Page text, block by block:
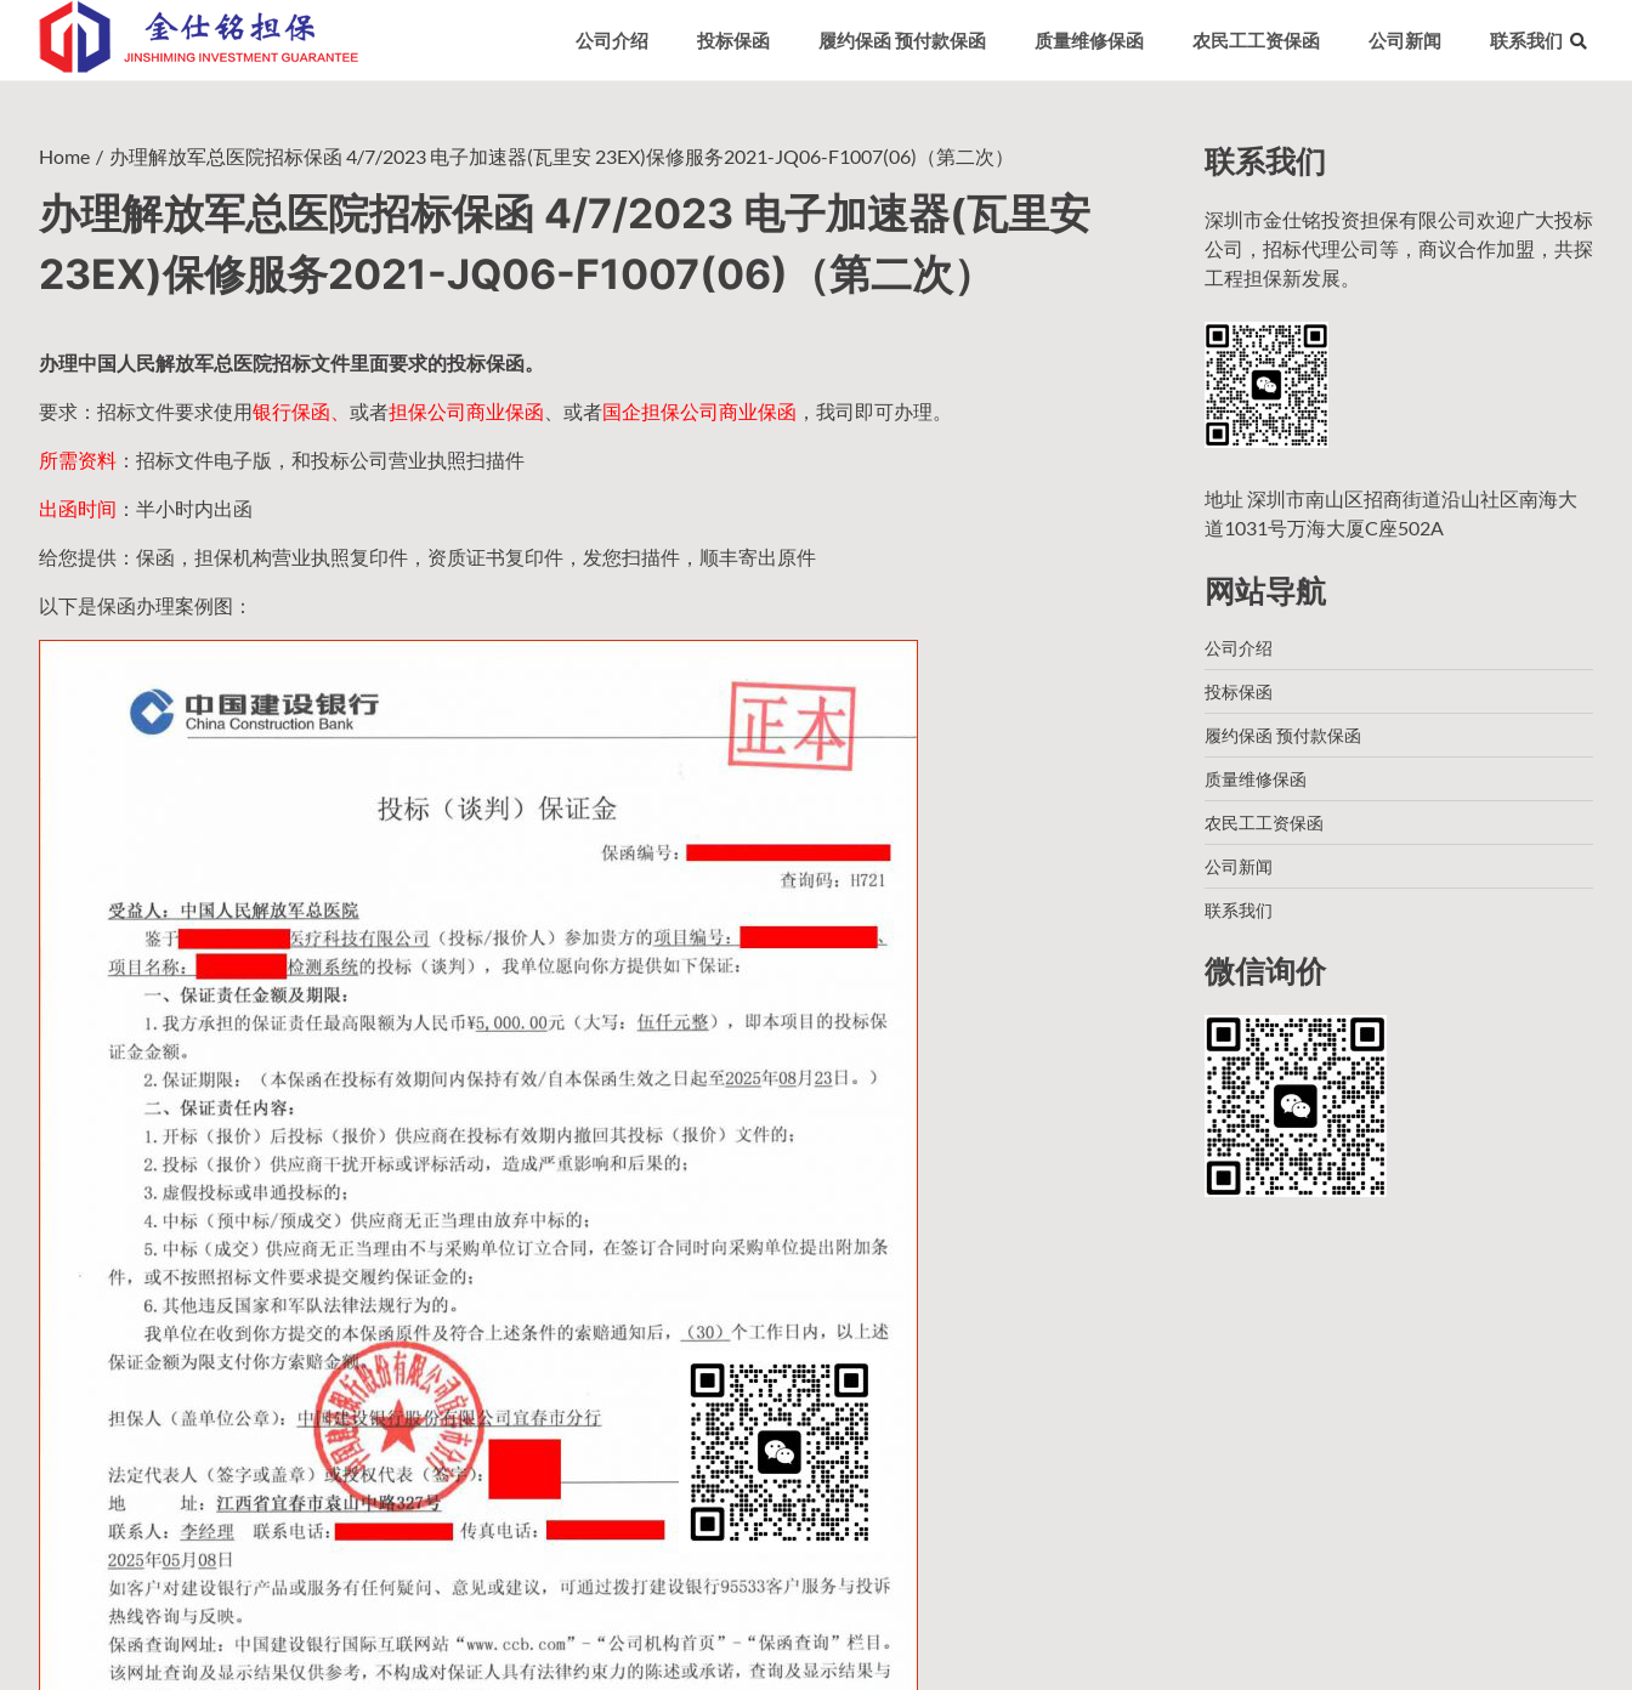
content
公司介绍 投标保函 履约保函 预付款保函 质量维修保函 农民工工资保函 公司新闻 联系我们
Home 办理解放军总医院招标保函 4/7/2023 电子加速器(瓦里安 23EX)保修服务2021-JQ06-F1007(06)（第二次）
办理解放军总医院招标保函 4/7/2023 电子加速器(瓦里安
23EX)保修服务2021-JQ06-F1007(06)（第二次）
办理中国人民解放军总医院招标文件里面要求的投标保函。
要求：招标文件要求使用银行保函、 或者担保公司商业保函 、或者国企担保公司商业保函 ，我司即可办理。
所需资料 ：招标文件电子版，和投标公司营业执照扫描件
出函时间 ：半小时内出函
给您提供：保函，担保机构营业执照复印件，资质证书复印件，发您扫描件，顺丰寄出原件
以下是保函办理案例图：
联系我们
深圳市金仕铭投资担保有限公司欢迎广大投标
公司，招标代理公司等，商议合作加盟，共探
工程担保新发展。
地址 深圳市南山区招商街道沿山社区南海大
道1031号万海大厦C座502A
网站导航
公司介绍
投标保函
履约保函 预付款保函
质量维修保函
农民工工资保函
公司新闻
联系我们
微信询价